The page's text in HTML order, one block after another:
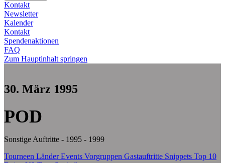
Kontakt
Newsletter
Kalender
Kontakt
Spendenaktionen
FAQ
Zum Hauptinhalt springen
30. März 1995
POD
Sonstige Auftritte - 1995 - 1999
Tourneen LänderEvents Vorgruppen Gastauftritte Snippets Top 10